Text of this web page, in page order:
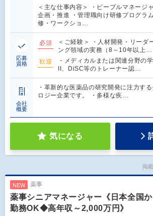
＜主な仕事内容＞ ・ピープルマネージ
企画・推進 ・管理職向け研修プログラ
修・ワークショ…
応募
資格
必須
＜ご経験＞ ・人材開発・リーダ
ング領域の実務（8～10年以上…
歓迎
・メディカルまたは関連分野の
II、DiSC等のトレーナー認…
会社
概要
・革新的な医薬品の研究開発に注力す
ロジー企業です。 ・多様な疾…
気になる
掲
NEW 薬事
薬事シニアマネージャー《日本全国
勤務OK◆高年収～2,000万円》